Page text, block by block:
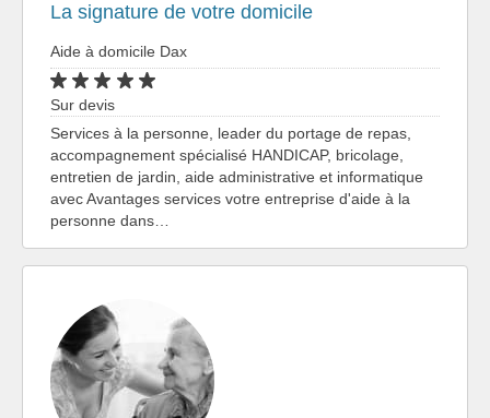
La signature de votre domicile
Aide à domicile Dax
Sur devis
Services à la personne, leader du portage de repas,
accompagnement spécialisé HANDICAP, bricolage,
entretien de jardin, aide administrative et informatique
avec Avantages services votre entreprise d'aide à la
personne dans…